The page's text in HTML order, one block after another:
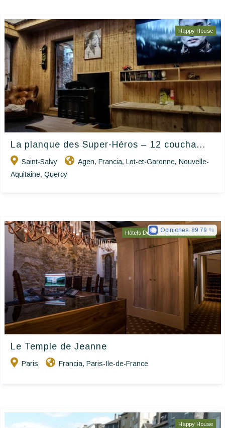
Happy House
La planque des Super-Héros – 12 coucha...
Saint-Salvy Agen, Francia, Lot-et-Garonne, Nouvelle-
Aquitaine, Quercy
Hôtels De Charme & De Caractère
Le Temple de Jeanne
Paris Francia, Paris-Ile-de-France
Opiniones: 89.79
Happy House